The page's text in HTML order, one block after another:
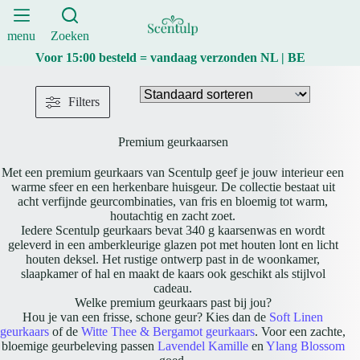
Ga
naar
demenu
Zoeken
Voor 15:00 besteld = vandaag verzonden NL | BE
Premium geurkaarsen
Met een premium geurkaars van Scentulp geef je jouw interieur een
warme sfeer en een herkenbare huisgeur. De collectie bestaat uit
acht verfijnde geurcombinaties, van fris en bloemig tot warm,
houtachtig en zacht zoet.
Iedere Scentulp geurkaars bevat 340 g kaarsenwas en wordt
geleverd in een amberkleurige glazen pot met houten lont en licht
houten deksel. Het rustige ontwerp past in de woonkamer,
slaapkamer of hal en maakt de kaars ook geschikt als stijlvol
cadeau.
Welke premium geurkaars past bij jou?
Hou je van een frisse, schone geur? Kies dan de Soft Linen
geurkaars of deWitte Thee & Bergamot geurkaars. Voor een zachte,
bloemige geurbeleving passen Lavendel Kamilleen Ylang Blossom
Filters